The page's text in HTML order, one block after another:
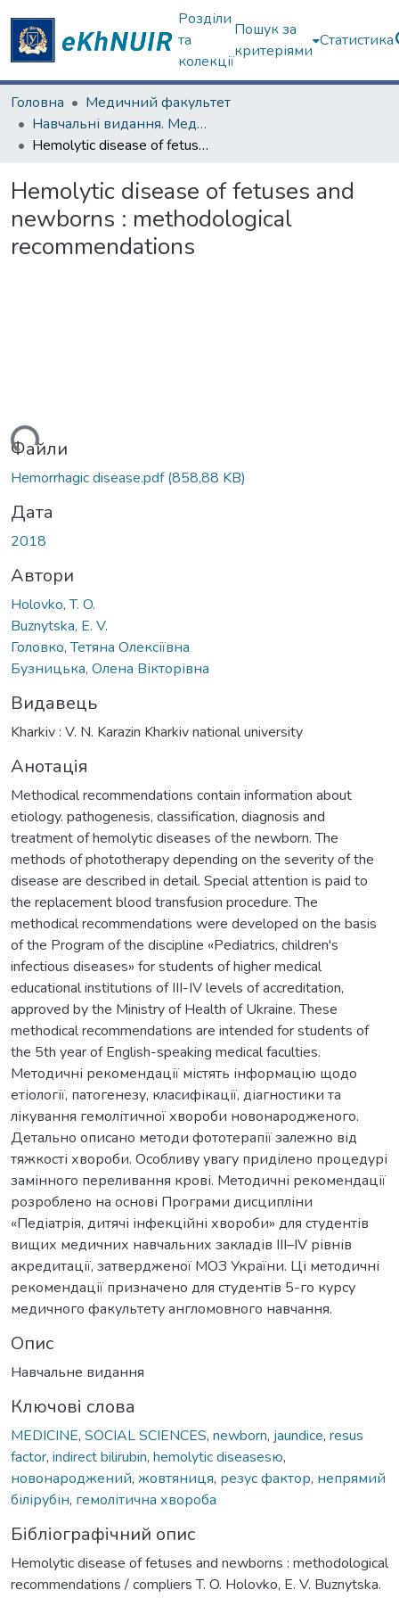
Розділи
та
колекції
Пошук за
критеріями
Статистика
Головна
Медичний факультет
Навчальні видання. Медичний факультет
Hemolytic disease of fetuses and newborns : methodological recommendations
Hemolytic disease of fetuses and
newborns : methodological
recommendations
Файли
Hemorrhagic disease.pdf(858,88 KB)
Дата
2018
Автори
Holovko, T. O.
Buznytska, E. V.
Головко, Тетяна Олексіївна
Бузницька, Олена Вікторівна
Видавець
Kharkiv : V. N. Karazin Kharkiv national university
Анотація
Methodical recommendations сontain information about
etiology. pathogenesis, classification, diagnosis and
treatment of hemolytic diseases of the newborn. The
methods of phototherapy depending on the severity of the
disease are described in detail. Special attention is paid to
the replacement blood transfusion procedure. The
methodical recommendations were developed on the basis
of the Program of the discipline «Pediatrics, сhildren's
infectious diseases» for students of higher medical
educational institutions of III-IV levels of accreditation,
approved by the Ministry of Health of Ukraine. These
methodical recommendations are intended for students of
the 5th year of English-speaking medical faculties.
Методичні рекомендації містять інформацію щодо
етіології, патогенезу, класифікації, діагностики та
лікування гемолітичної хвороби новонародженого.
Детально описано методи фототерапії залежно від
тяжкості хвороби. Особливу увагу приділено процедурі
замінного переливання крові. Методичні рекомендації
розроблено на основі Програми дисципліни
«Педіатрія, дитячі інфекційні хвороби» для студентів
вищих медичних навчальних закладів III–IV рівнів
акредитації, затвердженої МОЗ України. Ці методичні
рекомендації призначено для студентів 5-го курсу
медичного факультету англомовного навчання.
Опис
Навчальне видання
Ключові слова
MEDICINE, SOCIAL SCIENCES, newborn, jaundice, resus
factor, indirect bilirubin, hemolytic diseasesю,
новонароджений, жовтяниця, резус фактор, непрямий
білірубін, гемолітична хвороба
Бібліографічний опис
Hemolytic disease of fetuses and newborns : methodological
recommendations / compliers T. O. Holovko, E. V. Buznytska.